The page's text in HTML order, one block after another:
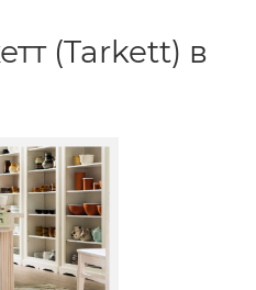
(Tarkett) в